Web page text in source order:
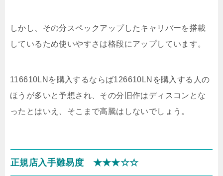
しかし、その分スペックアップしたキャリバーを搭載
しているため使いやすさは格段にアップしています。
116610LNを購入するならば126610LNを購入する人の
ほうが多いと予想され、その分旧作はディスコンとな
ったとはいえ、そこまで高騰はしないでしょう。
正規店入手難易度 ★★★☆☆